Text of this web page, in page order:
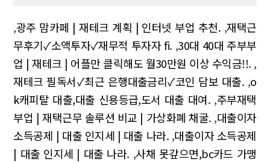
,광주 맘카페 | 재테크 계획 | 인터넷 부업 추천. ,재택근
무후기✓소액투자✓재무적 투자자 fi. ,30대 40대 주부부
업 | 재테크 | 어플만 클릭해도 월30만원 이상 수익금!!. ,
재테크 필독서✓최근 은행대출금리✓코인 담보 대출. ,o
k캐피탈 대출,대출 신용등급,도서 대출 대여. ,주부재택
부업 | 재택근무 솔루션 비교 | 가상화폐 채굴. ,대출이자
소득공제 | 대출 인지세 | 대출 나라. ,대출이자 소득공제
| 대출 인지세 | 대출 나라. ,사채 못갚으면,bc카드 가맹